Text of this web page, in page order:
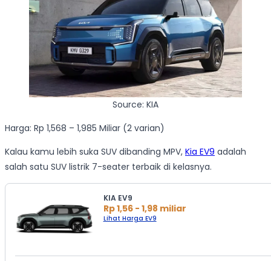
Source: KIA
Harga: Rp 1,568 – 1,985 Miliar (2 varian)
Kalau kamu lebih suka SUV dibanding MPV, Kia EV9 adalah
salah satu SUV listrik 7-seater terbaik di kelasnya.
KIA EV9
Rp 1,56 - 1,98 miliar
Lihat Harga EV9